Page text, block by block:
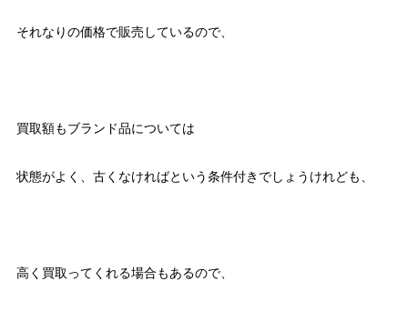
それなりの価格で販売しているので、
買取額もブランド品については
状態がよく、古くなければという条件付きでしょうけれども、
高く買取ってくれる場合もあるので、